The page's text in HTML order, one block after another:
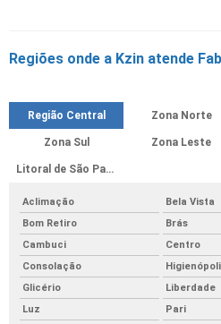
Regiões onde a Kzin atende
Região Central Zona Norte
Zona Sul Zona Leste
Litoral de São Paulo
Aclimação
Bela Vista
Bom Retiro
Brás
Cambuci
Centro
Consolação
Glicério
Liberdade
Luz
Pari